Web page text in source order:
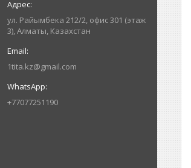
ул. Райымбека 212/2, офис 301 (этаж
3), Алматы, Казахстан
1tita.kz@gmail.com
+77077251190